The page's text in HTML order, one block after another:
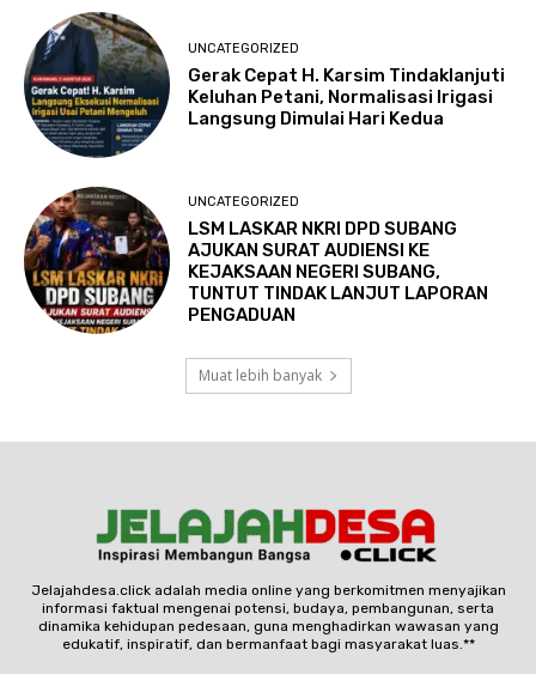
UNCATEGORIZED
Gerak Cepat H. Karsim Tindaklanjuti
Keluhan Petani, Normalisasi Irigasi
Langsung Dimulai Hari Kedua
UNCATEGORIZED
LSM LASKAR NKRI DPD SUBANG
AJUKAN SURAT AUDIENSI KE
KEJAKSAAN NEGERI SUBANG,
TUNTUT TINDAK LANJUT LAPORAN
PENGADUAN
Muat lebih banyak
Jelajahdesa.click adalah media online yang berkomitmen menyajikan
informasi faktual mengenai potensi, budaya, pembangunan, serta
dinamika kehidupan pedesaan, guna menghadirkan wawasan yang
edukatif, inspiratif, dan bermanfaat bagi masyarakat luas.**